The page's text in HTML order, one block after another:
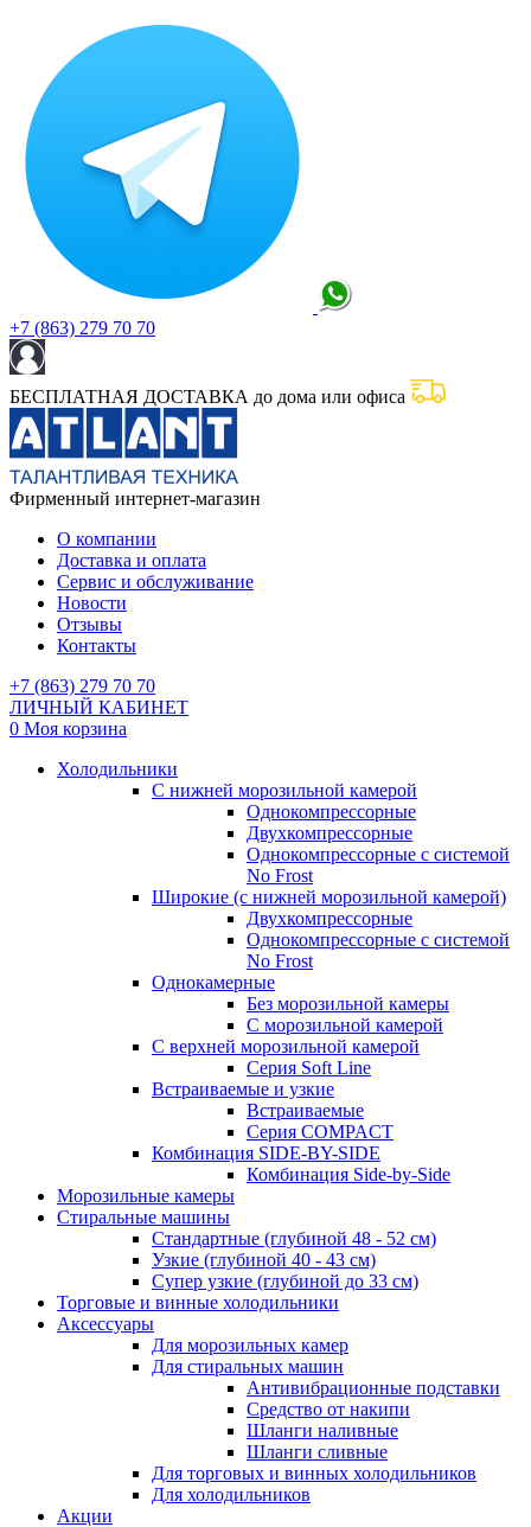
+7 (863) 279 70 70
БЕСПЛАТНАЯ ДОСТАВКА до дома или офиса
Фирменный интернет-магазин
О компании
Доставка и оплата
Сервис и обслуживание
Новости
Отзывы
Контакты
+7 (863) 279 70 70
ЛИЧНЫЙ КАБИНЕТ
0 Моя корзина
Холодильники
С нижней морозильной камерой
Однокомпрессорные
Двухкомпрессорные
Однокомпрессорные с системой
No Frost
Широкие (с нижней морозильной камерой)
Двухкомпрессорные
Однокомпрессорные с системой
No Frost
Однокамерные
Без морозильной камеры
С морозильной камерой
С верхней морозильной камерой
Серия Soft Line
Встраиваемые и узкие
Встраиваемые
Серия СOMPACT
Комбинация SIDE-BY-SIDE
Комбинация Side-by-Side
Морозильные камеры
Стиральные машины
Стандартные (глубиной 48 - 52 см)
Узкие (глубиной 40 - 43 см)
Супер узкие (глубиной до 33 см)
Торговые и винные холодильники
Аксессуары
Для морозильных камер
Для стиральных машин
Антивибрационные подставки
Средство от накипи
Шланги наливные
Шланги сливные
Для торговых и винных холодильников
Для холодильников
Акции